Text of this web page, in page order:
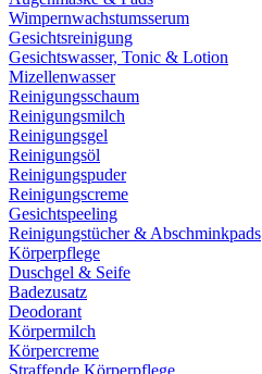
Wimpernwachstumsserum
Gesichtsreinigung
Gesichtswasser, Tonic & Lotion
Mizellenwasser
Reinigungsschaum
Reinigungsmilch
Reinigungsgel
Reinigungsöl
Reinigungspuder
Reinigungscreme
Gesichtspeeling
Reinigungstücher & Abschminkpads
Körperpflege
Duschgel & Seife
Badezusatz
Deodorant
Körpermilch
Körpercreme
Straffende Körperpflege